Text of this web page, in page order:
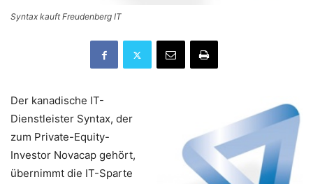
Syntax kauft Freudenberg IT
Der kanadische IT-
Dienstleister Syntax, der
zum Private-Equity-
Investor Novacap gehört,
übernimmt die IT-Sparte